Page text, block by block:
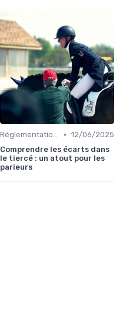
Réglementation des courses • 12/06/2025
Comprendre les écarts dans
le tiercé : un atout pour les
parieurs